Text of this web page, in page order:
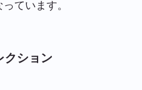
ています。
クション